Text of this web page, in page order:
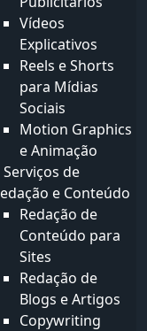
Vídeos
Explicativos
Reels e Shorts
para Mídias
Sociais
Motion Graphics
e Animação
Serviços de
e Conteúdo
Redação de
Conteúdo para
Sites
Redação de
Blogs e Artigos
Copywriting
atualizações no